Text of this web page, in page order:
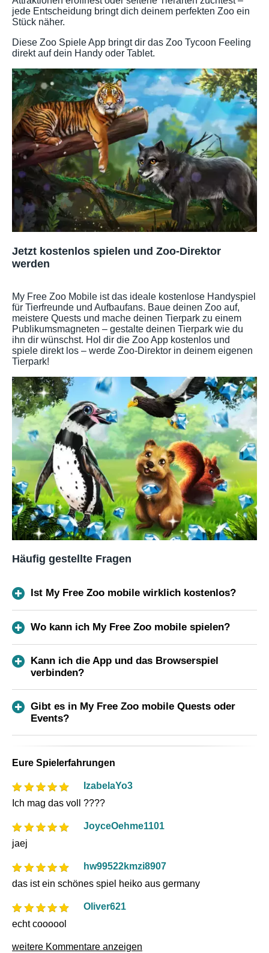
jede Entscheidung bringt dich deinem perfekten Zoo ein
Stück näher.
Diese Zoo Spiele App bringt dir das Zoo Tycoon Feeling
direkt auf dein Handy oder Tablet.
Jetzt kostenlos spielen und Zoo-Direktor
werden
My Free Zoo Mobile ist das ideale kostenlose Handyspiel
für Tierfreunde und Aufbaufans. Baue deinen Zoo auf,
meistere Quests und mache deinen Tierpark zu einem
Publikumsmagneten – gestalte deinen Tierpark wie du
ihn dir wünschst. Hol dir die Zoo App kostenlos und
spiele direkt los – werde Zoo-Direktor in deinem eigenen
Tierpark!
Häufig gestellte Fragen
Ist My Free Zoo mobile wirklich kostenlos?
Wo kann ich My Free Zoo mobile spielen?
Kann ich die App und das Browserspiel
verbinden?
Gibt es in My Free Zoo mobile Quests oder
Events?
Eure Spielerfahrungen
IzabelaYo3
Ich mag das voll ????
JoyceOehme1101
jaej
hw99522kmzi8907
das ist ein schönes spiel heiko aus germany
Oliver621
echt coooool
weitere Kommentare anzeigen